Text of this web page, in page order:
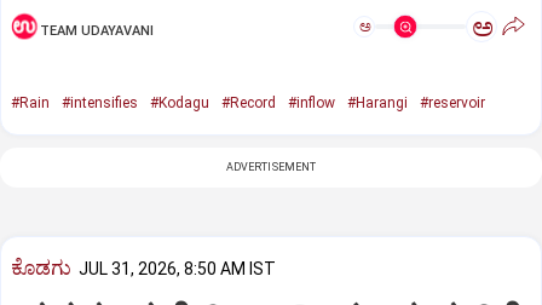
TEAM UDAYAVANI ಅ ಅ
#Rain #intensifies #Kodagu #Record #inflow #Harangi #reservoir
ADVERTISEMENT
ಕೊಡಗು JUL 31, 2026, 8:50 AM IST